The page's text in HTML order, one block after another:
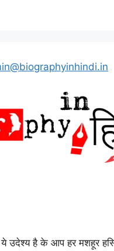
ये उदेश्य है के आप हर मशहूर